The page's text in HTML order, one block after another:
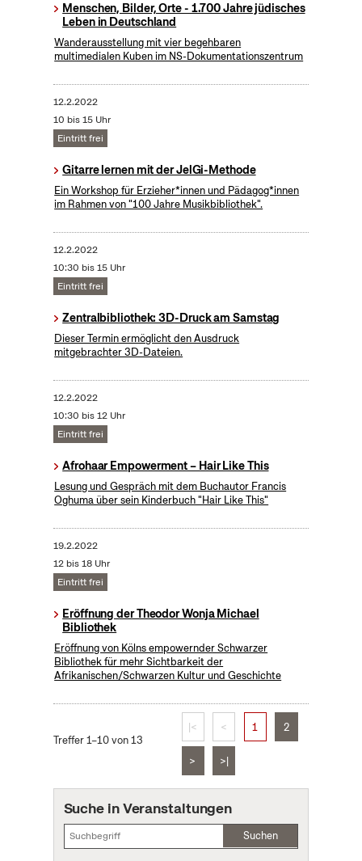
Menschen, Bilder, Orte - 1.700 Jahre jüdisches
Leben in Deutschland
Wanderausstellung mit vier begehbaren
multimedialen Kuben im NS-Dokumentationszentrum
12.2.2022
10 bis 15 Uhr
Eintritt frei
Gitarre lernen mit der JelGi-Methode
Ein Workshop für Erzieher*innen und Pädagog*innen
im Rahmen von "100 Jahre Musikbibliothek".
12.2.2022
10:30 bis 15 Uhr
Eintritt frei
Zentralbibliothek: 3D-Druck am Samstag
Dieser Termin ermöglicht den Ausdruck
mitgebrachter 3D-Dateien.
12.2.2022
10:30 bis 12 Uhr
Eintritt frei
Afrohaar Empowerment – Hair Like This
Lesung und Gespräch mit dem Buchautor Francis
Oghuma über sein Kinderbuch "Hair Like This"
19.2.2022
12 bis 18 Uhr
Eintritt frei
Eröffnung der Theodor Wonja Michael
Bibliothek
Eröffnung von Kölns empowernder Schwarzer
Bibliothek für mehr Sichtbarkeit der
Afrikanischen/Schwarzen Kultur und Geschichte
Treffer 1–10 von 13
|< < 1 2
> >|
Suche in Veranstaltungen
Suchen